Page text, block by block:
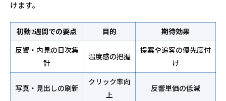
けます。
初動2週間での要点 目的 期待効果
反響・内見の日次集
計
温度感の把握
提案や追客の優先度付
け
写真・見出しの刷新
クリック率向
上
反響単価の低減